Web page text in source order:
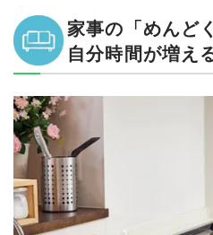
家事の「めんど
自分時間が増え